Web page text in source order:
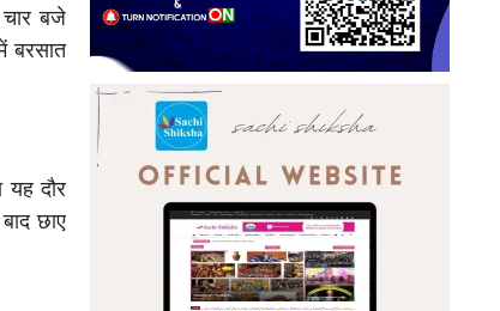
बजे
बरसात
दौर
छाए